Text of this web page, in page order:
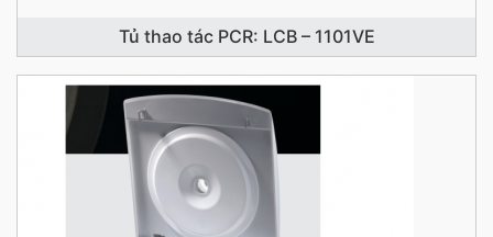
Tủ thao tác PCR: LCB – 1101VE